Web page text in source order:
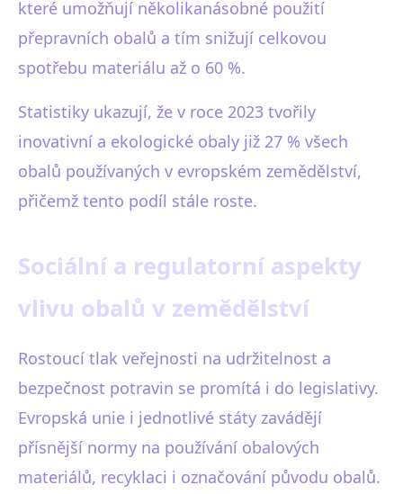
které umožňují několikanásobné použití
přepravních obalů a tím snižují celkovou
spotřebu materiálu až o 60 %.
Statistiky ukazují, že v roce 2023 tvořily
inovativní a ekologické obaly již 27 % všech
obalů používaných v evropském zemědělství,
přičemž tento podíl stále roste.
Sociální a regulatorní aspekty
vlivu obalů v zemědělství
Rostoucí tlak veřejnosti na udržitelnost a
bezpečnost potravin se promítá i do legislativy.
Evropská unie i jednotlivé státy zavádějí
přísnější normy na používání obalových
materiálů, recyklaci i označování původu obalů.